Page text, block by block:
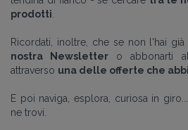
prodotti
Ricordati, inoltre, che se non l'hai
nostra Newsletter o abbonarti
attraverso una delle offerte che
E poi naviga, esplora, curiosa in
ne trovi.